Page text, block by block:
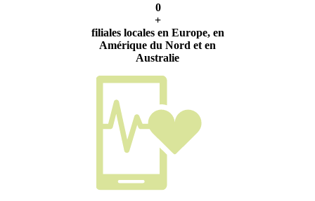
0
+
filiales locales en Europe, en
Amérique du Nord et en
Australie